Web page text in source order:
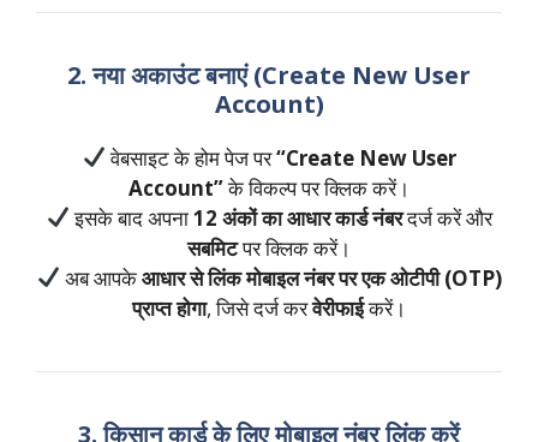
2. नया अकाउंट बनाएं (Create New User
Account)
वेबसाइट के होम पेज पर“Create New User
Account”के विकल्प पर क्लिक करें।
इसके बाद अपना12 अंकों का आधार कार्ड नंबरदर्ज करें और
सबमिटपर क्लिक करें।
अब आपकेआधार से लिंक मोबाइल नंबर पर एक ओटीपी (OTP)
प्राप्त होगा, जिसे दर्ज करवेरीफाईकरें।
3. किसान कार्ड के लिए मोबाइल नंबर लिंक करें